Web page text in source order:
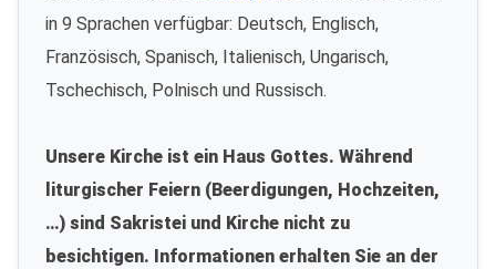
in 9 Sprachen verfügbar: Deutsch, Englisch,
Französisch, Spanisch, Italienisch, Ungarisch,
Tschechisch, Polnisch und Russisch.
Unsere Kirche ist ein Haus Gottes. Während
liturgischer Feiern (Beerdigungen, Hochzeiten,
…) sind Sakristei und Kirche nicht zu
besichtigen. Informationen erhalten Sie an der